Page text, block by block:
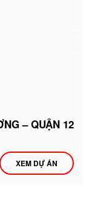
– QUẬN 12
XEM DỰ ÁN